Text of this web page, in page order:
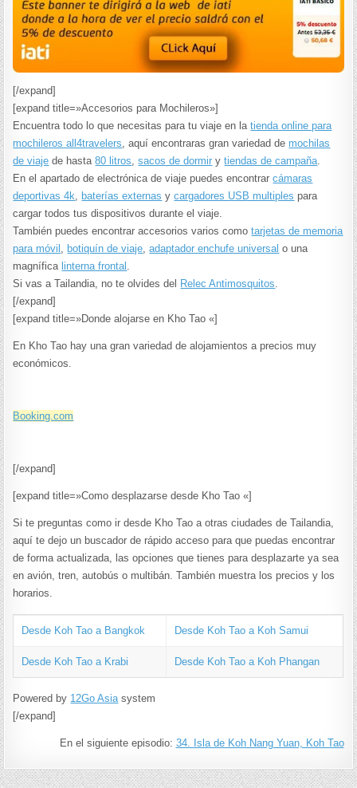
[/expand]
[expand title=»Accesorios para Mochileros»]
Encuentra todo lo que necesitas para tu viaje en latienda online para
mochileros all4travelers, aquí encontraras gran variedad de mochilas
de viaje de hasta80 litros,sacos de dormir ytiendas de campaña.
En el apartado de electrónica de viaje puedes encontrarcámaras
deportivas 4k, baterías externas ycargadores USB multiples para
cargar todos tus dispositivos durante el viaje.
También puedes encontrar accesorios varios comotarjetas de memoria
para móvil , botiquín de viaje,adaptador enchufe universal o una
magnífica linterna frontal .
Si vas a Tailandia, no te olvides del Relec Antimosquitos.
[/expand]
[expand title=»Donde alojarse en Kho Tao «]
En Kho Tao hay una gran variedad de alojamientos a precios muy
económicos.
Booking.com
[/expand]
[expand title=»Como desplazarse desde Kho Tao «]
Si te preguntas como ir desde Kho Tao a otras ciudades de Tailandia,
aquí te dejo un buscador de rápido acceso para que puedas encontrar
de forma actualizada, las opciones que tienes para desplazarte ya sea
en avión, tren, autobús o multibán. También muestra los precios y los
horarios.
Desde Koh Tao a Bangkok Desde Koh Tao a Koh Samui
Desde Koh Tao a Krabi Desde Koh Tao a Koh Phangan
Powered by 12Go Asiasystem
[/expand]
En el siguiente episodio: 34. Isla de Koh Nang Yuan, Koh Tao